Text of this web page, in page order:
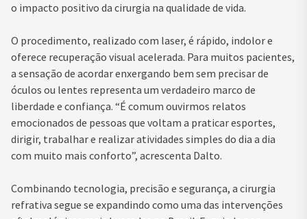
o impacto positivo da cirurgia na qualidade de vida.
O procedimento, realizado com laser, é rápido, indolor e
oferece recuperação visual acelerada. Para muitos pacientes,
a sensação de acordar enxergando bem sem precisar de
óculos ou lentes representa um verdadeiro marco de
liberdade e confiança. “É comum ouvirmos relatos
emocionados de pessoas que voltam a praticar esportes,
dirigir, trabalhar e realizar atividades simples do dia a dia
com muito mais conforto”, acrescenta Dalto.
Combinando tecnologia, precisão e segurança, a cirurgia
refrativa segue se expandindo como uma das intervenções